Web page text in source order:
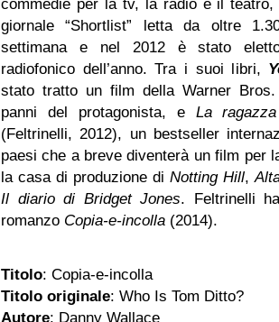
commedie per la tv, la radio e il
giornale “Shortlist” letta da oltre
settimana e nel 2012 è stato
radiofonico dell’anno. Tra i suoi libri,
stato tratto un film della Warner
panni del protagonista, e La
(Feltrinelli, 2012), un bestseller
paesi che a breve diventerà un film per
la casa di produzione di Notting Hill,
Il diario di Bridget Jones. Feltrinelli
romanzo Copia-e-incolla (2014).
Titolo: Copia-e-incolla
Titolo originale: Who Is Tom Ditto?
Autore: Danny Wallace